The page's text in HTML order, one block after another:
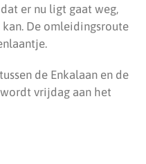
er nu ligt gaat weg,
De omleidingsroute
de Enkalaan en de
vrijdag aan het